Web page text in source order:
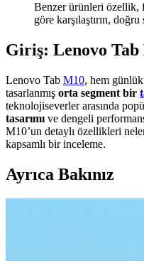
Benzer ürünleri özellik,
göre karşılaştırın,
Giriş: Lenovo
Lenovo Tab M10, hem günlük
tasarlanmış orta segment bir
teknolojiseverler arasında
tasarımı ve dengeli
M10’un detaylı özellikleri
kapsamlı bir inceleme.
Ayrıca Bakınız